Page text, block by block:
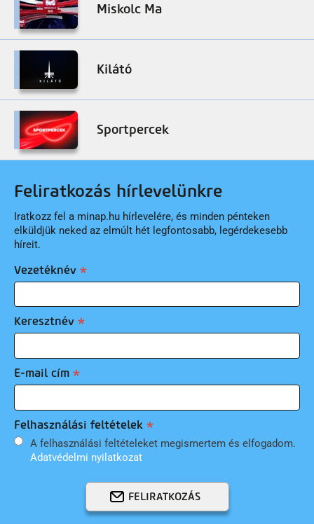
Miskolc Ma
Kilátó
Sportpercek
Feliratkozás hírlevelünkre
Iratkozz fel a minap.hu hírlevelére, és minden pénteken
elküldjük neked az elmúlt hét legfontosabb, legérdekesebb
híreit.
Vezetéknév
Keresztnév
E-mail cím
Felhasználási feltételek
A felhasználási feltételeket megismertem és elfogadom.
Adatvédelmi nyilatkozat
FELIRATKOZÁS